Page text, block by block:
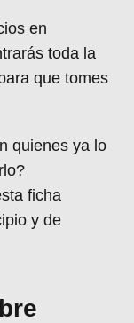
en
toda la
que tomes
quienes ya lo
ficha
y de